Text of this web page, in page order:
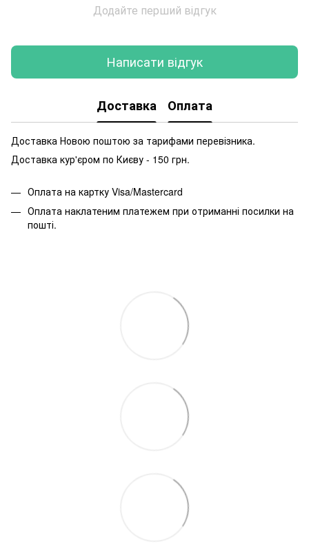
Додайте перший відгук
Написати відгук
Доставка Оплата
Доставка Новою поштою за тарифами перевізника.
Доставка кур'єром по Києву - 150 грн.
Оплата на картку Visa/Mastercard
Оплата наклатеним платежем при отриманні посилки на
пошті.